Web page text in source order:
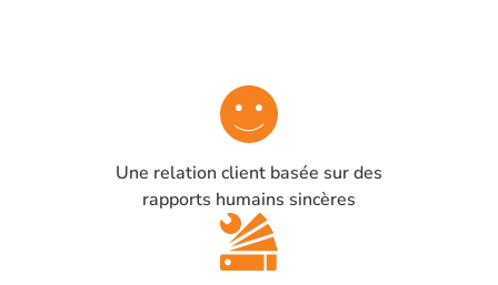
Une relation client basée sur des
rapports humains sincères